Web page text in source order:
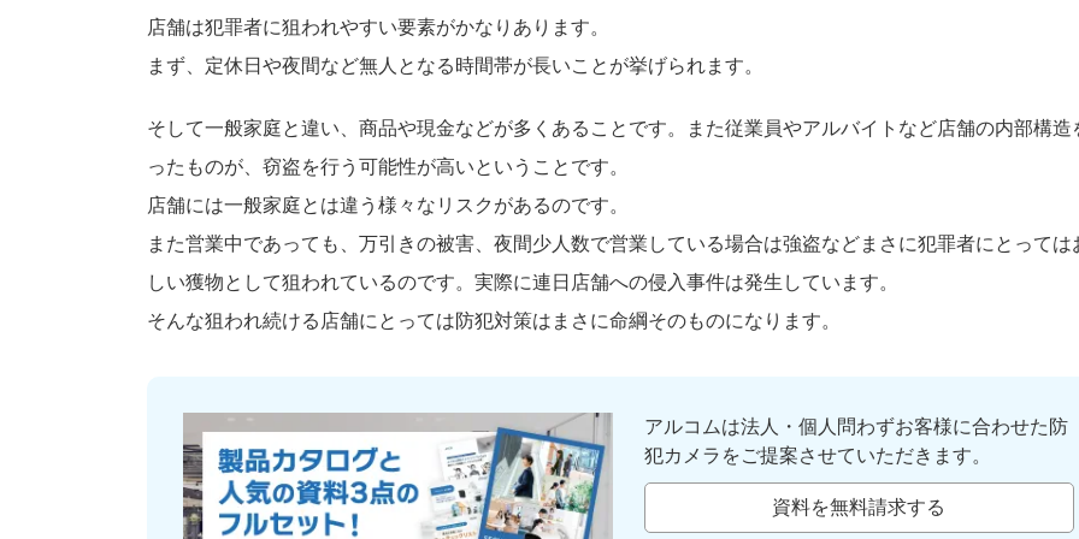
店舗は犯罪者に狙われやすい要素がかなりあります。
まず、定休日や夜間など無人となる時間帯が長いことが挙げられます。
そして一般家庭と違い、商品や現金などが多くあることです。また従業員やアルバイトなど店舗の内部構造
ったものが、窃盗を行う可能性が高いということです。
店舗には一般家庭とは違う様々なリスクがあるのです。
また営業中であっても、万引きの被害、夜間少人数で営業している場合は強盗などまさに犯罪者にとっては
しい獲物として狙われているのです。実際に連日店舗への侵入事件は発生しています。
そんな狙われ続ける店舗にとっては防犯対策はまさに命綱そのものになります。
アルコムは法人・個人問わずお客様に合わせた防
犯カメラをご提案させていただきます。
資料を無料請求する